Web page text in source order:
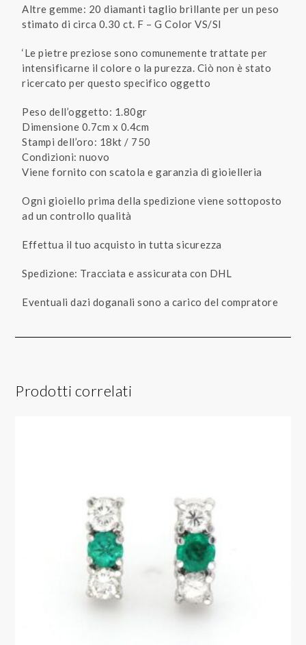
Altre gemme: 20 diamanti taglio brillante per un peso
stimato di circa 0.30 ct. F – G Color VS/SI
‘Le pietre preziose sono comunemente trattate per
intensificarne il colore o la purezza. Ciò non è stato
ricercato per questo specifico oggetto
Peso dell’oggetto: 1.80gr
Dimensione 0.7cm x 0.4cm
Stampi dell’oro: 18kt / 750
Condizioni: nuovo
Viene fornito con scatola e garanzia di gioielleria
Ogni gioiello prima della spedizione viene sottoposto
ad un controllo qualità
Effettua il tuo acquisto in tutta sicurezza
Spedizione: Tracciata e assicurata con DHL
Eventuali dazi doganali sono a carico del compratore
Prodotti correlati